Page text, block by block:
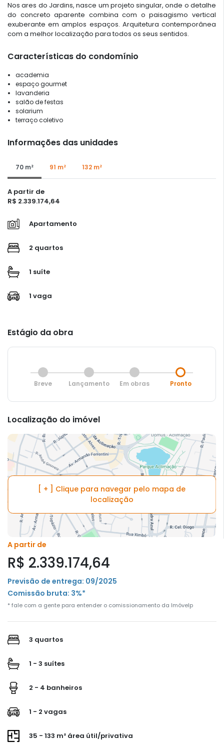
Nos ares do Jardins, nasce um projeto singular, onde o detalhe
do concreto aparente combina com o paisagismo vertical
exuberante em amplos espaços. Arquitetura contemporânea
com a melhor localização para todos os seus sentidos.
Características do condomínio
academia
espaço gourmet
lavanderia
salão de festas
solarium
terraço coletivo
Informações das unidades
70 m² 91 m² 132 m²
A partir de
R$ 2.339.174,64
Apartamento
2 quartos
1 suíte
1 vaga
Estágio da obra
Breve Lançamento Em obras Pronto
Localização do imóvel
[ + ] Clique para navegar pelo mapa de
localização
A partir de
R$ 2.339.174,64
Previsão de entrega: 09/2025
Comissão bruta: 3%*
* fale com a gente para entender o comissionamento da Imóvelp
3 quartos
1 - 3 suítes
2 - 4 banheiros
1 - 2 vagas
35 - 133 m² área útil/privativa